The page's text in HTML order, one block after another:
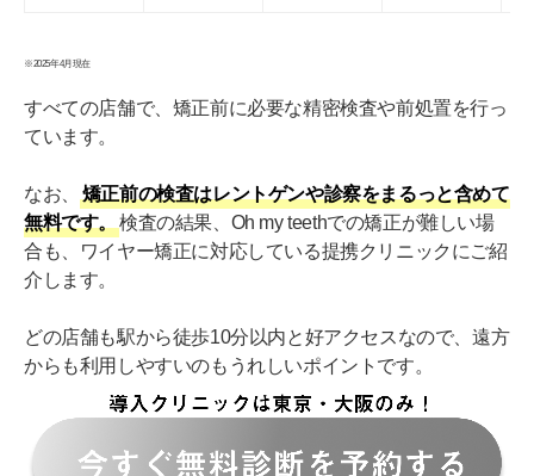
※2025年4月現在
すべての店舗で、矯正前に必要な精密検査や前処置を行っ
ています。
なお、
矯正前の検査はレントゲンや診察をまるっと含めて
無料です。
検査の結果、Oh my teethでの矯正が難しい場
合も、ワイヤー矯正に対応している提携クリニックにご紹
介します。
どの店舗も駅から徒歩10分以内と好アクセスなので、遠方
からも利用しやすいのもうれしいポイントです。